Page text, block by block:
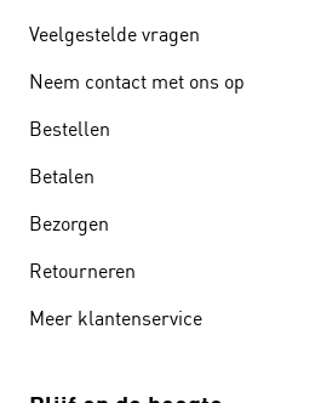
Veelgestelde vragen
Neem contact met ons op
Bestellen
Betalen
Bezorgen
Retourneren
Meer klantenservice